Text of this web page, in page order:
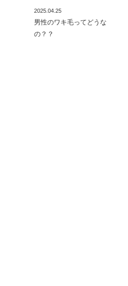
2025.04.25
男性のワキ毛ってどうな
の？？